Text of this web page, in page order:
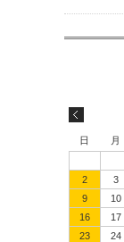
日 月
2
3
9
10
16
17
23
24